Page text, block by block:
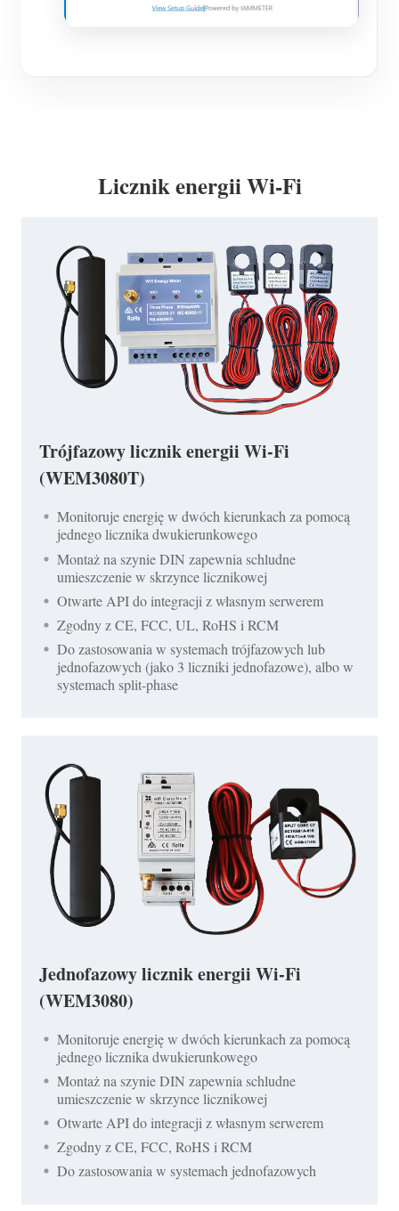
Licznik energii Wi-Fi
Trójfazowy licznik energii Wi-Fi
(WEM3080T)
Monitoruje energię w dwóch kierunkach za pomocą
jednego licznika dwukierunkowego
Montaż na szynie DIN zapewnia schludne
umieszczenie w skrzynce licznikowej
Otwarte API do integracji z własnym serwerem
Zgodny z CE, FCC, UL, RoHS i RCM
Do zastosowania w systemach trójfazowych lub
jednofazowych (jako 3 liczniki jednofazowe), albo w
systemach split-phase
Jednofazowy licznik energii Wi-Fi
(WEM3080)
Monitoruje energię w dwóch kierunkach za pomocą
jednego licznika dwukierunkowego
Montaż na szynie DIN zapewnia schludne
umieszczenie w skrzynce licznikowej
Otwarte API do integracji z własnym serwerem
Zgodny z CE, FCC, RoHS i RCM
Do zastosowania w systemach jednofazowych